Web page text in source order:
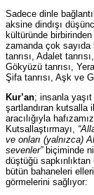
Sadece dinle
aksine dindışı
kültüründe
zamanda çok sayıda
tanrısı, Adalet
Gökyüzü tanrısı,
Şifa tanrısı, Aşk ve
Kur’an; insanla
şartlandıran kutsalla
aracılığıyla
Kutsallaştırmayı,
ve onları (yalnızca)
sevenler”biçiminde
düştüğü sapkınlıktan
bütün bahaneleri
görmelerini sağlıyor: